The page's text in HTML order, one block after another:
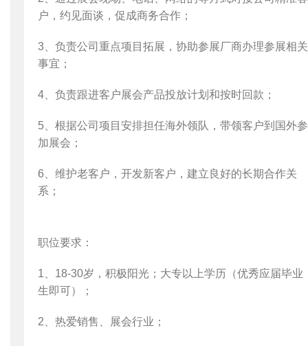
户，约见面谈，促成商务合作；
3、负责公司重点项目拓展，协助参展厂商办理参展相关
事宜；
4、负责跟进客户展会产品投放计划和按时回款；
5、根据公司项目安排担任海外领队，带领客户到国外参
加展会；
6、维护老客户，开发新客户，建立良好的长期合作关
系；
职位要求：
1、18-30岁，积极阳光；大专以上学历（优秀应届毕业
生即可）；
2、热爱销售、展会行业；